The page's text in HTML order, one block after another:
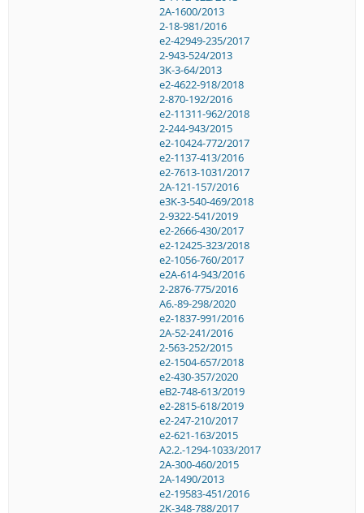
2A-1600/2013
2-18-981/2016
e2-42949-235/2017
2-943-524/2013
3K-3-64/2013
e2-4622-918/2018
2-870-192/2016
e2-11311-962/2018
2-244-943/2015
e2-10424-772/2017
e2-1137-413/2016
e2-7613-1031/2017
2A-121-157/2016
e3K-3-540-469/2018
2-9322-541/2019
e2-2666-430/2017
e2-12425-323/2018
e2-1056-760/2017
e2A-614-943/2016
2-2876-775/2016
A6.-89-298/2020
e2-1837-991/2016
2A-52-241/2016
2-563-252/2015
e2-1504-657/2018
e2-430-357/2020
eB2-748-613/2019
e2-2815-618/2019
e2-247-210/2017
e2-621-163/2015
A2.2.-1294-1033/2017
2A-300-460/2015
2A-1490/2013
e2-19583-451/2016
2K-348-788/2017